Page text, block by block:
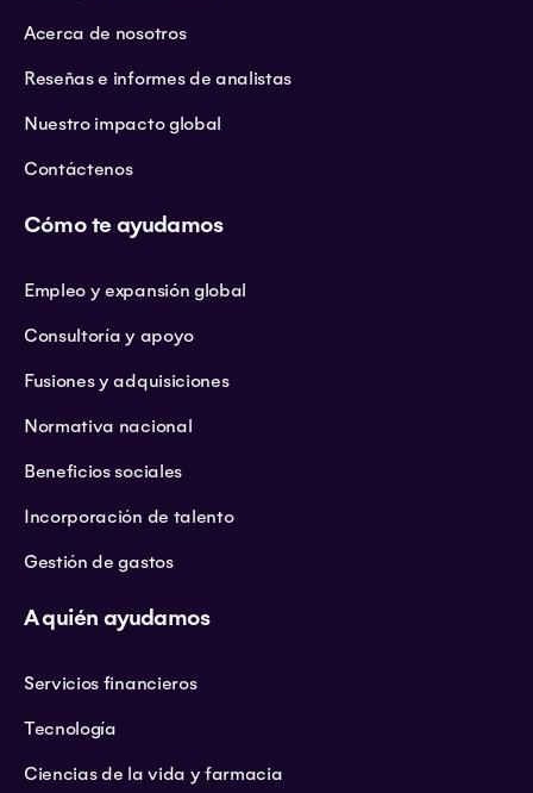
Acerca de nosotros
Reseñas e informes de analistas
Nuestro impacto global
Contáctenos
Cómo te ayudamos
Empleo y expansión global
Consultoría y apoyo
Fusiones y adquisiciones
Normativa nacional
Beneficios sociales
Incorporación de talento
Gestión de gastos
A quién ayudamos
Servicios financieros
Tecnología
Ciencias de la vida y farmacia